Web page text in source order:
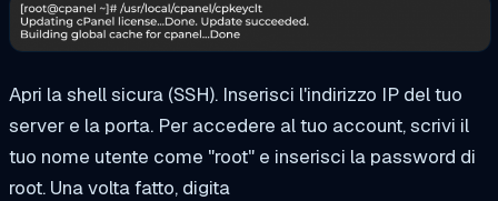
Apri la shell sicura (SSH). Inserisci l'indirizzo IP del tuo
server e la porta. Per accedere al tuo account, scrivi il
tuo nome utente come "root" e inserisci la password di
root. Una volta fatto, digita